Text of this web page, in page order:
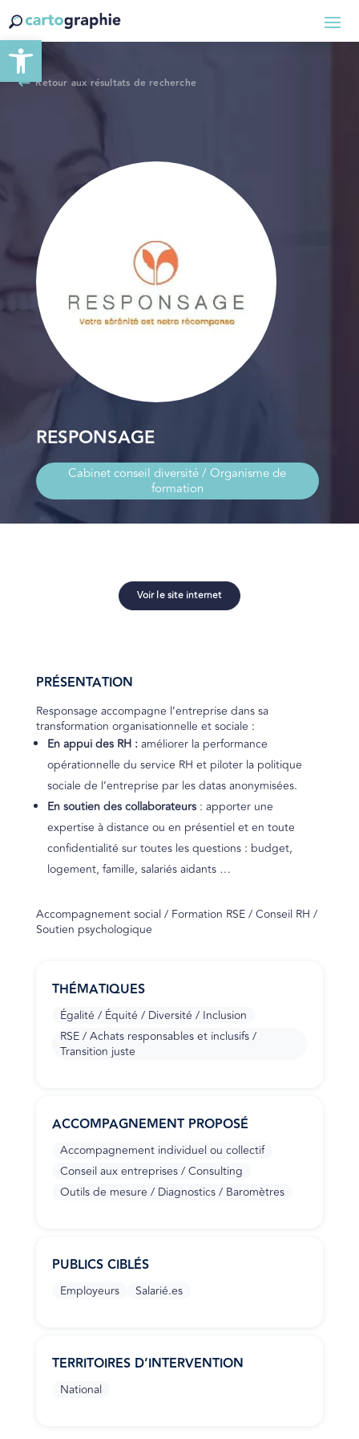
Ouvrir la barre d’outils
Retour aux résultats de recherche
RESPONSAGE
Cabinet conseil diversité / Organisme de
formation
Voir le site internet
PRÉSENTATION
Responsage accompagne l’entreprise dans sa
transformation organisationnelle et sociale :
En appui des RH :améliorer la performance
opérationnelle du service RH et piloter la politique
sociale de l’entreprise par les datas anonymisées.
En soutien des collaborateurs: apporter une
expertise à distance ou en présentiel et en toute
confidentialité sur toutes les questions : budget,
logement, famille, salariés aidants …
Accompagnement social / Formation RSE / Conseil RH /
Soutien psychologique
THÉMATIQUES
Égalité / Équité / Diversité / Inclusion
RSE / Achats responsables et inclusifs /
Transition juste
ACCOMPAGNEMENT PROPOSÉ
Accompagnement individuel ou collectif
Conseil aux entreprises / Consulting
Outils de mesure / Diagnostics / Baromètres
PUBLICS CIBLÉS
Employeurs Salarié.es
TERRITOIRES D’INTERVENTION
National